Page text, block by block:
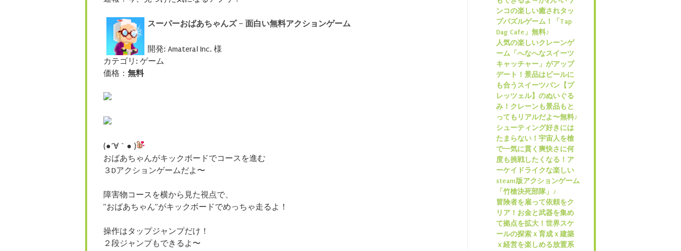
スーパーおばあちゃんズ – 面白い無料アクションゲーム
開発: Amateral Inc. 様
カテゴリ: ゲーム
価格： 無料
(●´∀｀● )
おばあちゃんがキックボードでコースを進む
３Dアクションゲームだよ〜
障害物コースを横から見た視点で、
”おばあちゃん”がキックボードでめっちゃ走るよ！
操作はタップジャンプだけ！
２段ジャンプもできるよ〜
ンコの楽しい癒されタッ
プパズルゲーム！「Tap
Dag Cafe」無料♪
人気の楽しいクレーンゲ
ーム「へなへなスイーツ
キャッチャー」がアップ
デート！景品はビールに
も合うスイーツパン【プ
レッツェル】のぬいぐる
み！クレーンも景品もと
ってもリアルだよ〜無料♪
シューティング好きには
たまらない！宇宙人を槍
で一気に貫く爽快さに何
度も挑戦したくなる！ア
ーケイドライクな楽しい
steam版アクションゲーム
「竹槍決死部隊」♪
冒険者を雇って依頼をク
リア！お金と武器を集め
て拠点を拡大！世界スケ
ールの探索ｘ育成ｘ建築
ｘ経営を楽しめる放置系